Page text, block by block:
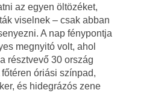
az egyen öltözéket,
viselnek – csak abban
A nap fénypontja
megnyitó volt, ahol
résztvevő 30 ország
óriási színpad,
és hidegrázós zene